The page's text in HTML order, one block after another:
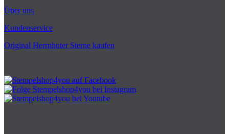
Über uns
Kundenservice
Original Herrnhuter Sterne kaufen